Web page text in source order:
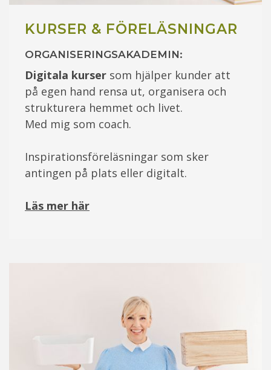
KURSER & FÖRELÄSNINGAR
ORGANISERINGSAKADEMIN:
Digitala kurser som hjälper kunder att
på egen hand rensa ut, organisera och
strukturera hemmet och livet.
Med mig som coach.
Inspirationsföreläsningar som sker
antingen på plats eller digitalt.
Läs mer här